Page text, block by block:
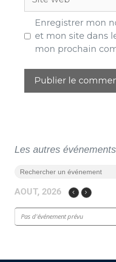
Enregistrer mon
et mon site dans
mon prochain
Les autres événements
AOUT, 2026
Pas d'événement prévu